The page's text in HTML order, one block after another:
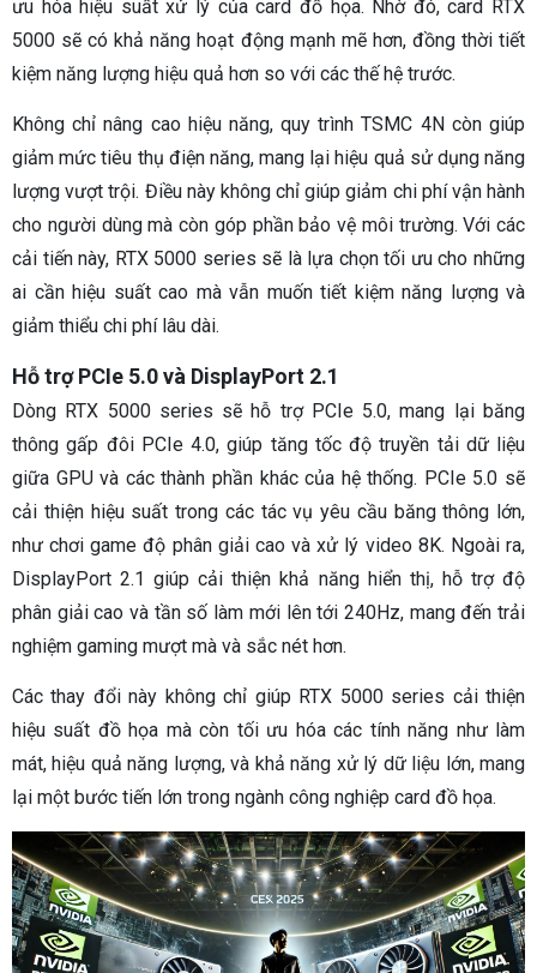
ưu hóa hiệu suất xử lý của card đồ họa. Nhờ đó, card RTX
5000 sẽ có khả năng hoạt động mạnh mẽ hơn, đồng thời tiết
kiệm năng lượng hiệu quả hơn so với các thế hệ trước.
Không chỉ nâng cao hiệu năng, quy trình TSMC 4N còn giúp
giảm mức tiêu thụ điện năng, mang lại hiệu quả sử dụng năng
lượng vượt trội. Điều này không chỉ giúp giảm chi phí vận hành
cho người dùng mà còn góp phần bảo vệ môi trường. Với các
cải tiến này, RTX 5000 series sẽ là lựa chọn tối ưu cho những
ai cần hiệu suất cao mà vẫn muốn tiết kiệm năng lượng và
giảm thiểu chi phí lâu dài.
Hỗ trợ PCIe 5.0 và DisplayPort 2.1
Dòng RTX 5000 series sẽ hỗ trợ PCIe 5.0, mang lại băng
thông gấp đôi PCIe 4.0, giúp tăng tốc độ truyền tải dữ liệu
giữa GPU và các thành phần khác của hệ thống. PCIe 5.0 sẽ
cải thiện hiệu suất trong các tác vụ yêu cầu băng thông lớn,
như chơi game độ phân giải cao và xử lý video 8K. Ngoài ra,
DisplayPort 2.1 giúp cải thiện khả năng hiển thị, hỗ trợ độ
phân giải cao và tần số làm mới lên tới 240Hz, mang đến trải
nghiệm gaming mượt mà và sắc nét hơn.
Các thay đổi này không chỉ giúp RTX 5000 series cải thiện
hiệu suất đồ họa mà còn tối ưu hóa các tính năng như làm
mát, hiệu quả năng lượng, và khả năng xử lý dữ liệu lớn, mang
lại một bước tiến lớn trong ngành công nghiệp card đồ họa.